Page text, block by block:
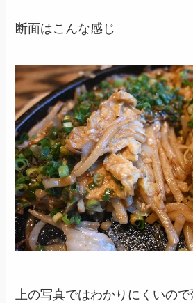
断面はこんな感じ
上の写真ではわかりにくいの